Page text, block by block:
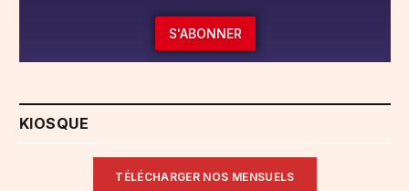
S'ABONNER
KIOSQUE
TÉLÉCHARGER NOS MENSUELS